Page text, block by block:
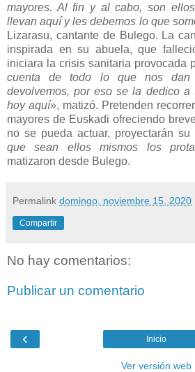
mayores. Al fin y al cabo, son
llevan aquí y les debemos lo que
Lizarasu, cantante de Bulego. La
inspirada en su abuela, que
iniciara la crisis sanitaria provocada
cuenta de todo lo que nos
devolvemos, por eso se la dedico a
hoy aquí», matizó. Pretenden
mayores de Euskadi ofreciendo
no se pueda actuar, proyectarán su
que sean ellos mismos los
matizaron desde Bulego.
Permalink domingo, noviembre 15, 2020
Compartir
No hay comentarios:
Publicar un comentario
‹ Inicio
Ver versión web